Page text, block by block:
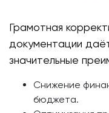
Грамотная
документации
значительные
Снижение
бюджета.